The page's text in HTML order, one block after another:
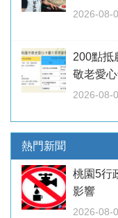
2026-08-
200點
敬老愛
2026-08-
熱門新聞
桃園5行
影響
2026-08-